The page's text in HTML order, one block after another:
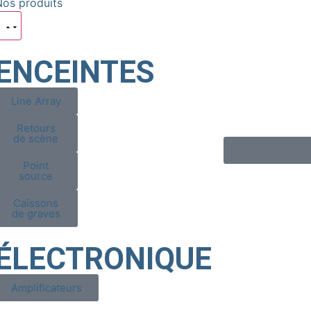
produits
Line Array
Retours
de scène
Point
source
Caissons
de graves
Amplificateurs